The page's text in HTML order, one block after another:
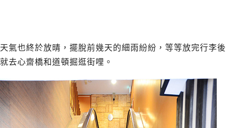
天氣也終於放晴，擺脫前幾天的細雨紛紛，等等放完行李後
就去心齋橋和道頓掘逛街哩。